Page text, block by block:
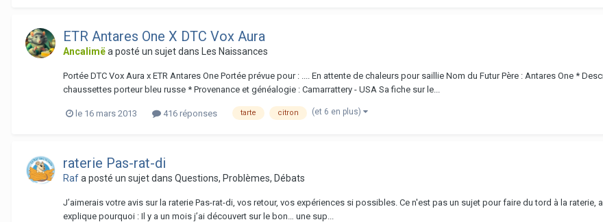
ETR Antares One X DTC Vox Aura
Ancalimëa posté un sujet dans Les Naissances
Portée DTC Vox Aura x ETR Antares One Portée prévue pour : .... En attente de chaleurs pour saillie Nom du Futur Père : Antares One *
chaussettes porteur bleu russe * Provenance et généalogie : Camarrattery - USA Sa fiche sur le...
le 16 mars 2013 416 réponses tarte citron (et 6 en plus)
raterie Pas-rat-di
Rafa posté un sujet dans Questions, Problèmes, Débats
J’aimerais votre avis sur la raterie Pas-rat-di, vos retour, vos expériences si possibles. Ce n'est pas un sujet pour faire du tord à la
explique pourquoi : Il y a un mois j’ai découvert sur le bon… une sup...